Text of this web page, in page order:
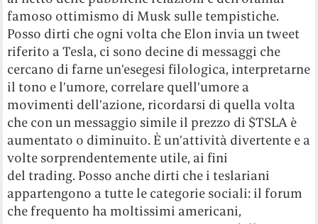
famoso ottimismo di Musk sulle tempistiche.
Posso dirti che ogni volta che Elon invia un tweet
riferito a Tesla, ci sono decine di messaggi che
cercano di farne un’esegesi filologica, interpretarne
il tono e l’umore, correlare quell’umore a
movimenti dell’azione, ricordarsi di quella volta
che con un messaggio simile il prezzo di $TSLA è
aumentato o diminuito. È un’attività divertente e a
volte sorprendentemente utile, ai fini
del trading. Posso anche dirti che i teslariani
appartengono a tutte le categorie sociali: il forum
che frequento ha moltissimi americani,